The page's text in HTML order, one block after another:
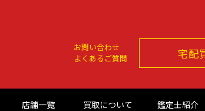
お問い合わせ
よくあるご質問
宅配
店舗一覧 買取について 鑑定士紹介